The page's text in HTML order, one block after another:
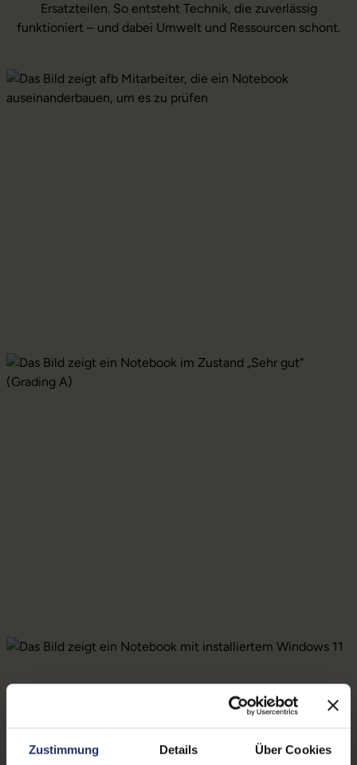
Zustimmung Details Über Cookies
Ersatzteilen. So entsteht Technik, die zuverlässig
funktioniert – und dabei Umwelt und Ressourcen schont.